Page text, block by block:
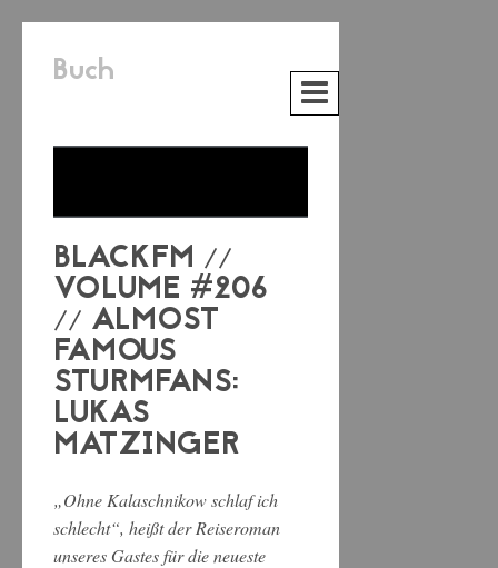
Buch
BLACKFM //
VOLUME #206
// ALMOST
FAMOUS
STURMFANS:
LUKAS
MATZINGER
„Ohne Kalaschnikow schlaf ich
schlecht“, heißt der Reiseroman
unseres Gastes für die neueste